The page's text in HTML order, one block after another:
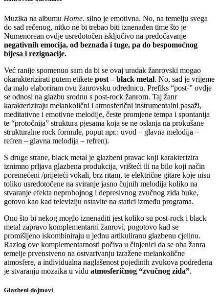
Muzika na albumu Home. silno je emotivna. No, na temelju svega
do sad rečenog, nitko ne bi trebao biti iznenađen time što je
Numenorean ovdje usredotočen isključivo na predočavanje
negativnih emocija, od beznađa i tuge, pa do bespomoćnog
bijesa i rezignacije.
Već ranije spomenuo sam da bi se ovaj uradak žanrovski mogao
okarakterizirati putem etikete post – black metal. No, sad je vrijeme
da malo elaboriram ovu žanrovsku odrednicu. Prefiks “post-” ovdje
se odnosi na glazbu srodnu s post-rock žanrom. Taj žanr
karakteriziraju melankolični i atmosferični instrumentalni pasaži,
meditativne i emotivne melodije, česte promjene tempa i spontanija
te “protočnija” struktura pjesama koja se ne oslanja na prokušane
strukturalne rock formule, poput npr.: uvod – glavna melodija –
refren – glavna melodija – refren).
S druge strane, black metal je glazbeni pravac koji karakterizira
iznimno prljava glazbena produkcija, vrišteći ili na bilo koji način
poremećeni /prijeteći vokali, brz ritam, te električne gitare koje nisu
toliko usredotočene na sviranje jasno čujnih melodija koliko na
stvaranje efekta neprobojnog i depresivnog zvučnog zida buke,
gotovo kao kad televiziju ostavite na statici između programa.
Ono što bi nekog moglo iznenaditi jest koliko su post-rock i black
metal zapravo komplementarni žanrovi, pogotovo kad se
promišljeno iskombiniraju u jednu artikuliranu glazbenu cjelinu.
Razlog ove komplementarnosti počiva u činjenici da se oba žanra
temelje prvenstveno na ostvarivanju izražene melankolične
atmosfere, a individualna naglašenost pojedinih zvukova podređena
je stvaranju mozaika u vidu atmosferičnog “zvučnog zida”.
Glazbeni dojmovi